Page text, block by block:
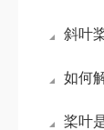
斜叶
如何解
桨叶